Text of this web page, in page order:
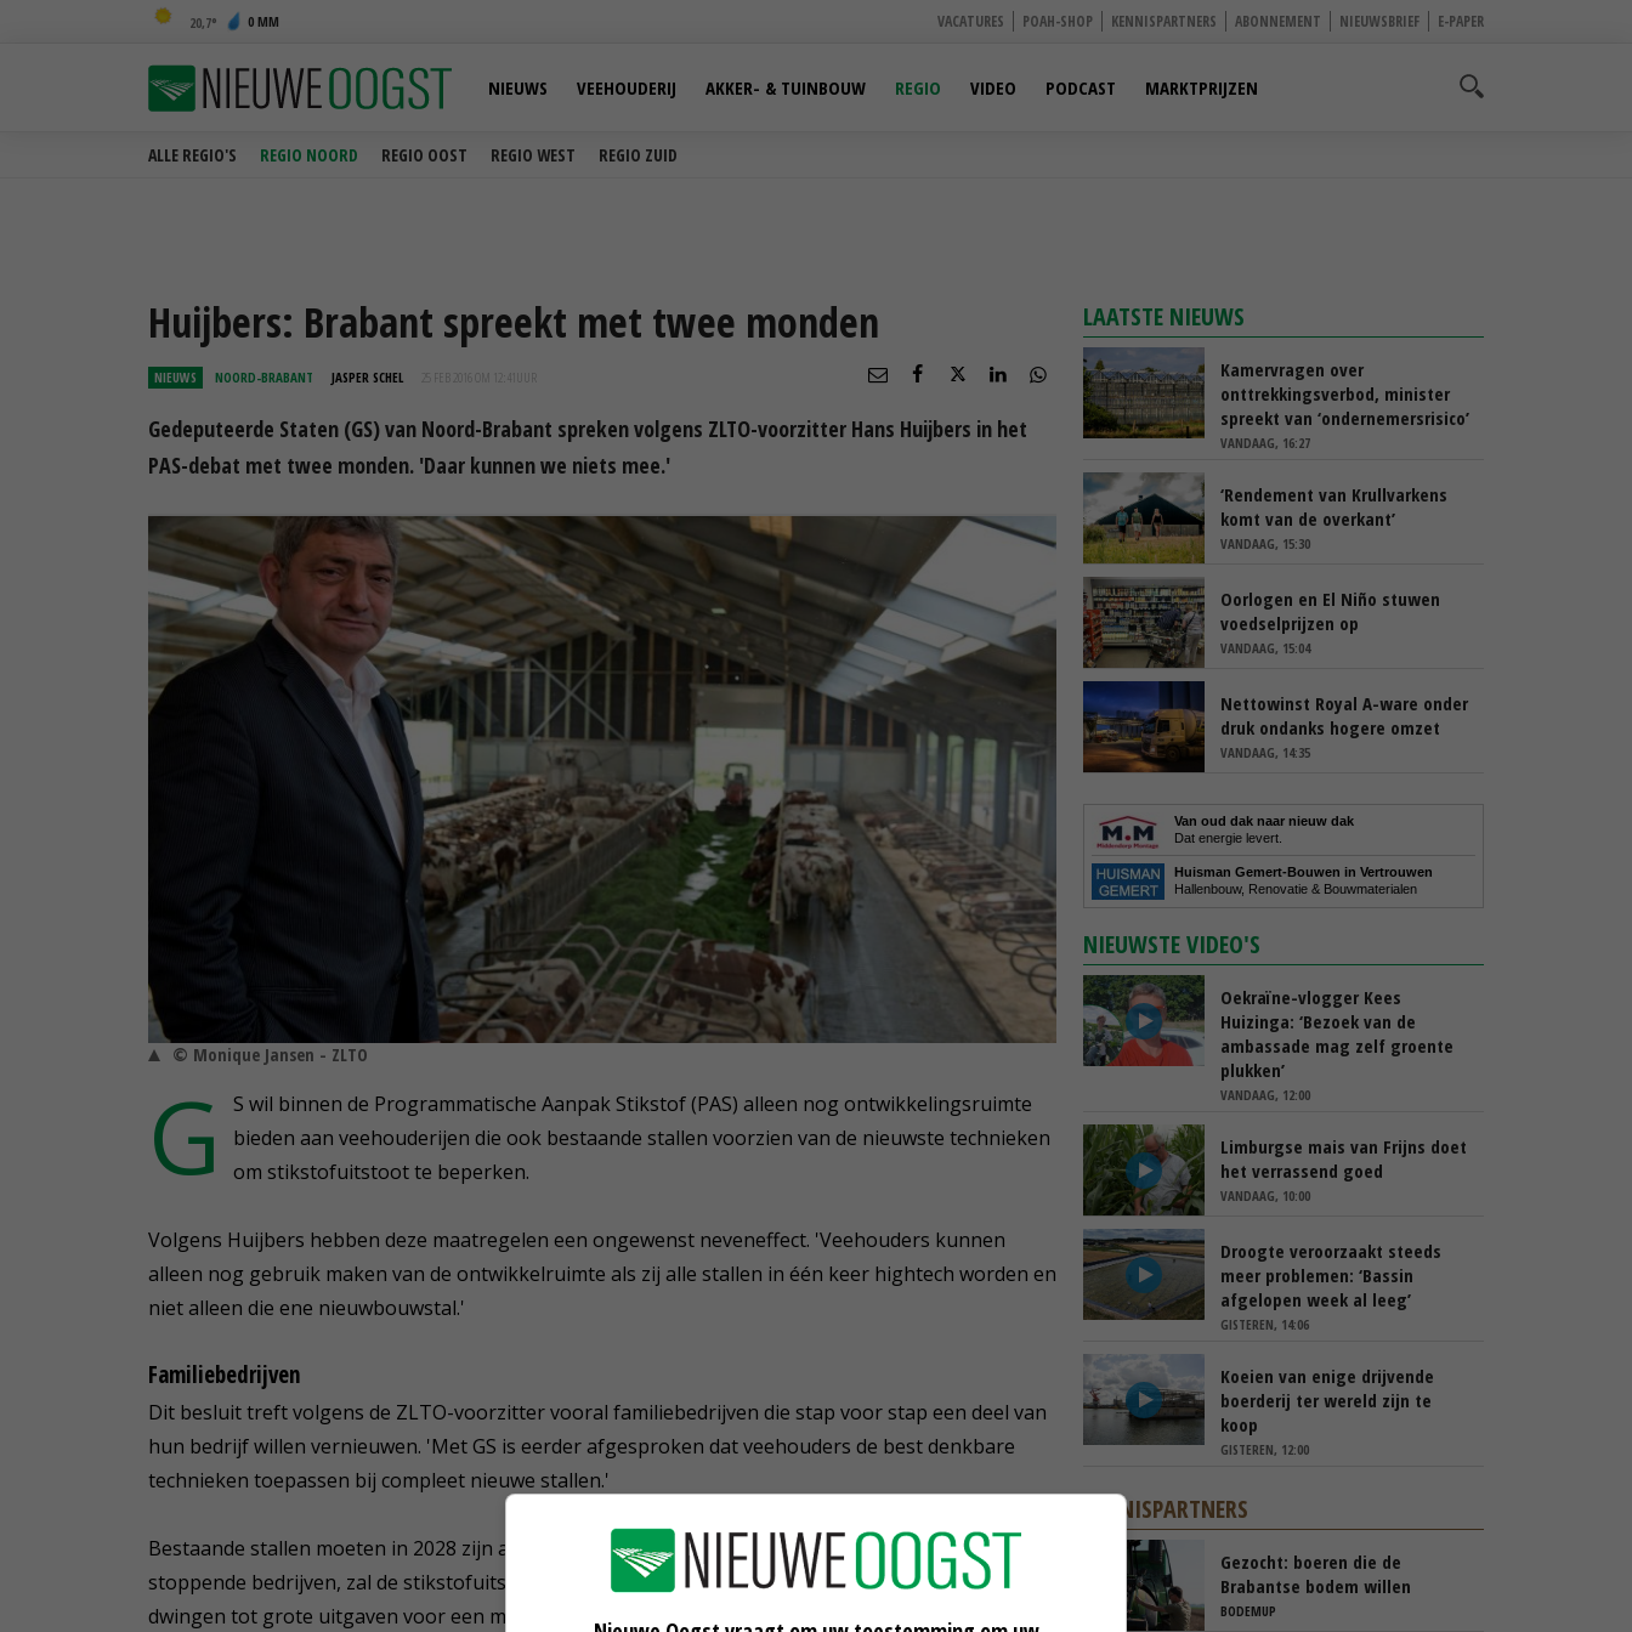
20,7 0 MM VACATURES POAH-SHOP KENNISPARTNERS ABONNEMENT NIEUWSBRIEF E-PAPER
ALLE REGIO'S REGIO NOORD REGIO OOST REGIO WEST REGIO ZUID
NIEUWS VEEHOUDERIJ AKKER- & TUINBOUW REGIO VIDEO PODCAST MARKTPRIJZEN
Huijbers: Brabant spreekt met twee monden
NIEUWS NOORD-BRABANT JASPER SCHEL 25 FEB 2016 OM 12:41
Gedeputeerde Staten (GS) van Noord-Brabant spreken volgens ZLTO-voorzitter Hans Huijbers in het
PAS-debat met twee monden. 'Daar kunnen we niets mee.'
© Monique Jansen - ZLTO
G
S wil binnen de Programmatische Aanpak Stikstof (PAS) alleen nog ontwikkelingsruimte
bieden aan veehouderijen die ook bestaande stallen voorzien van de nieuwste technieken
om stikstofuitstoot te beperken.
Volgens Huijbers hebben deze maatregelen een ongewenst neveneffect. 'Veehouders kunnen
alleen nog gebruik maken van de ontwikkelruimte als zij alle stallen in één keer hightech worden en
niet alleen die ene nieuwbouwstal.'
Familiebedrijven
Dit besluit treft volgens de ZLTO-voorzitter vooral familiebedrijven die stap voor stap een deel van
hun bedrijf willen vernieuwen. 'Met GS is eerder afgesproken dat veehouders de best denkbare
technieken toepassen bij compleet nieuwe stallen.'
Bestaande stallen moeten in 2028 zijn aangepast. 'Met deze afspraak en de optelsom van
stoppende bedrijven, zal de stikstofuitstoot zo ver dalen dat het idioot is om nu veehouders te
dwingen tot grote uitgaven voor een milieudoel dat op een andere manier toch al wordt bereikt.'
LAATSTE NIEUWS
Kamervragen over
onttrekkingsverbod, minister
spreekt van ‘ondernemersrisico’
VANDAAG, 16:27
‘Rendement van Krullvarkens
komt van de overkant’
VANDAAG, 15:30
Oorlogen en El Niño stuwen
voedselprijzen op
VANDAAG, 15:04
Nettowinst Royal A-ware onder
druk ondanks hogere omzet
VANDAAG, 14:35
Van oud dak naar nieuw dak
Dat energie levert.
Huisman Gemert-Bouwen in Vertrouwen
Hallenbouw, Renovatie & Bouwmaterialen
NIEUWSTE VIDEO'S
Oekraïne-vlogger Kees
Huizinga: ‘Bezoek van de
ambassade mag zelf groente
plukken’
VANDAAG, 12:00
Limburgse mais van Frijns doet
het verrassend goed
VANDAAG, 10:00
Droogte veroorzaakt steeds
meer problemen: ‘Bassin
afgelopen week al leeg’
GISTEREN, 14:06
Koeien van enige drijvende
boerderij ter wereld zijn te
koop
GISTEREN, 12:00
KENNISPARTNERS
Gezocht: boeren die de
Brabantse bodem willen
verbeteren
BODEMUP